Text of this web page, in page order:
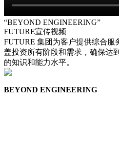
“BEYOND ENGINEERING”
FUTURE宣传视频
FUTURE 集团为客户提供综合服
盖投资所有阶段和需求，确保达
的知识和能力水平。
BEYOND ENGINEERING